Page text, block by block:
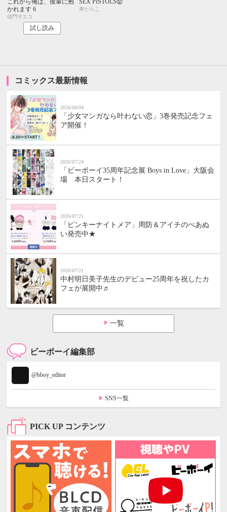
かれます 6
佳門サエコ
試し読み
寿たらこ
コミックス最新情報
2026/08/04
「少女マンガなら叶わない恋」3巻発売記念フェ
ア開催！
2026/07/24
「ビーボーイ35周年記念展 Boys in Love」大阪会
場 本日スタート！
2026/07/21
「ピンキーナイトメア」周防＆アイチのぺあぬ
い発売中★
2026/07/21
中村明日美子先生のデビュー25周年を祝したカ
フェが展開中♬
一覧
ビーボーイ編集部
@bboy_editor
SNS一覧
PICK UP コンテンツ